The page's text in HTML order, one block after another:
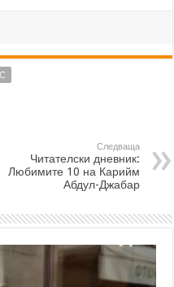
Следваща
Читателски дневник:
Любимите 10 на Карийм
Абдул-Джабар